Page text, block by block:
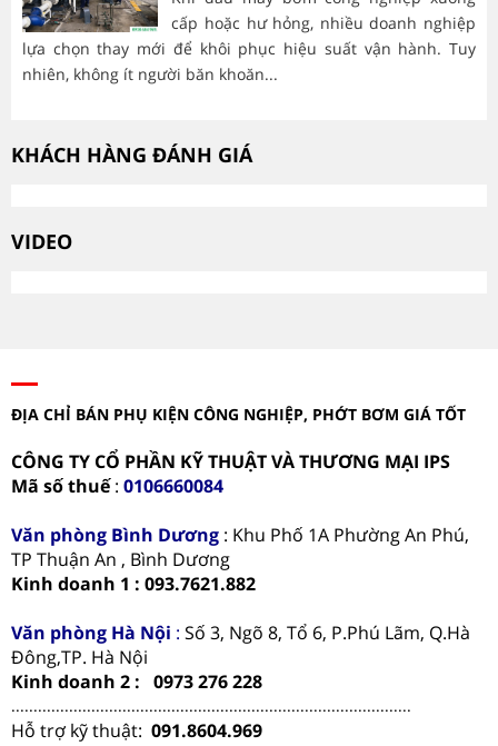
cấp hoặc hư hỏng, nhiều doanh nghiệp
lựa chọn thay mới để khôi phục hiệu suất vận hành. Tuy
nhiên, không ít người băn khoăn...
KHÁCH HÀNG ĐÁNH GIÁ
VIDEO
ĐỊA CHỈ BÁN PHỤ KIỆN CÔNG NGHIỆP, PHỚT BƠM GIÁ TỐT
CÔNG TY CỔ PHẦN KỸ THUẬT VÀ THƯƠNG MẠI IPS
Mã số thuế: 0106660084
Văn phòng Bình Dương : Khu Phố 1A Phường An Phú,
TP Thuận An , Bình Dương
Kinh doanh 1 : 093.7621.882
Văn phòng Hà Nội : Số 3, Ngõ 8, Tổ 6, P.Phú Lãm, Q.Hà
Đông,TP. Hà Nội
Kinh doanh 2 : 0973 276 228
..........................................................................................
Hỗ trợ kỹ thuật: 091.8604.969